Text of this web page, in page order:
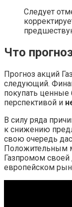
Следует
Что
Прогноз акций
следующий.
покупать
перспективой и
В силу ряда
к снижению
свою очередь
Положительным
Газпромом своей
европейском